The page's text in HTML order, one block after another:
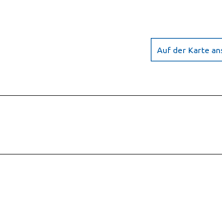
Auf der Karte